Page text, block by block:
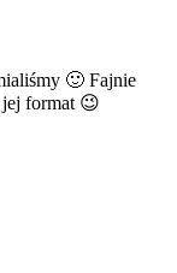
🙂 Fajnie
jej format 😉